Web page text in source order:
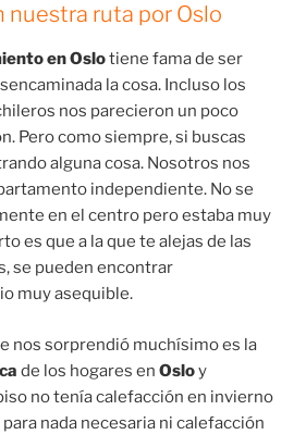
nuestra ruta por Oslo
en Oslotiene fama de ser
la cosa. Incluso los
nos parecieron un poco
Pero como siempre, si buscas
alguna cosa. Nosotros nos
independiente. No se
en el centro pero estaba muy
es que a la que te alejas de las
se pueden encontrar
muy asequible.
nos sorprendió muchísimo es la
de los hogares en Osloy
no tenía calefacción en invierno
para nada necesaria ni calefacción